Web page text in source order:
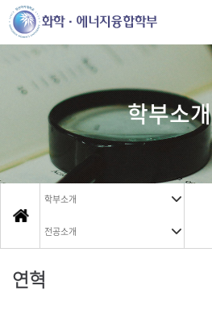
학부소개
학부소개
전공소개
연혁